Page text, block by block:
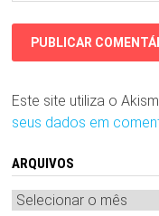
Este site utiliza o
seus dados em
ARQUIVOS
Arquivos